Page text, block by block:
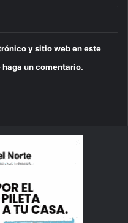
y sitio web en este
un comentario.